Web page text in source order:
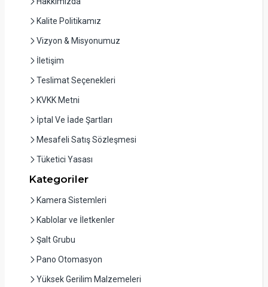
Kalite Politikamız
Vizyon & Misyonumuz
İletişim
Teslimat Seçenekleri
KVKK Metni
İptal Ve İade Şartları
Mesafeli Satış Sözleşmesi
Tüketici Yasası
Kategoriler
Kamera Sistemleri
Kablolar ve İletkenler
Şalt Grubu
Pano Otomasyon
Yüksek Gerilim Malzemeleri